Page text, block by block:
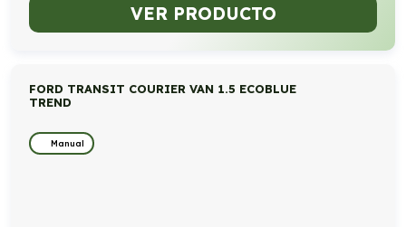
VER PRODUCTO
FORD TRANSIT COURIER VAN 1.5 ECOBLUE
TREND
Manual